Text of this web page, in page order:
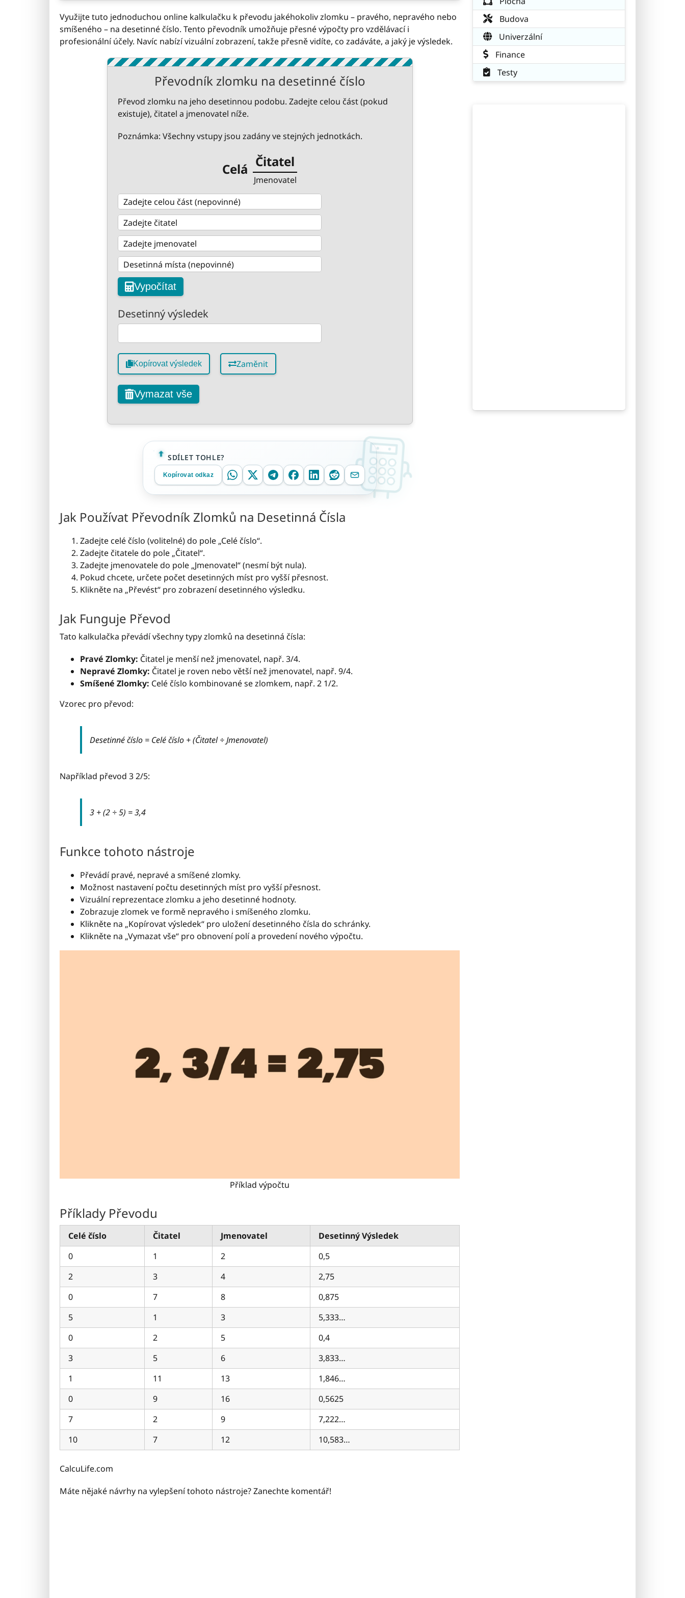
Využijte tuto jednoduchou online kalkulačku k převodu jakéhokoliv zlomku – pravého, nepravého nebo
smíšeného – na desetinné číslo. Tento převodník umožňuje přesné výpočty pro vzdělávací i
profesionální účely. Navíc nabízí vizuální zobrazení, takže přesně vidíte, co zadáváte, a jaký je výsledek.
Převodník zlomku na desetinné číslo
Převod zlomku na jeho desetinnou podobu. Zadejte celou část (pokud
existuje), čitatel a jmenovatel níže.
Poznámka: Všechny vstupy jsou zadány ve stejných jednotkách.
Celá Čitatel
Jmenovatel
Vypočítat
Desetinný výsledek
Kopírovat výsledek Zaměnit
Vymazat vše
SDÍLET TOHLE?
Kopírovat odkaz
Jak Používat Převodník Zlomků na Desetinná Čísla
Zadejte celé číslo (volitelné) do pole „Celé číslo“.
Zadejte čitatele do pole „Čitatel“.
Zadejte jmenovatele do pole „Jmenovatel“ (nesmí být nula).
Pokud chcete, určete počet desetinných míst pro vyšší přesnost.
Klikněte na „Převést“ pro zobrazení desetinného výsledku.
Jak Funguje Převod
Tato kalkulačka převádí všechny typy zlomků na desetinná čísla:
Pravé Zlomky: Čitatel je menší než jmenovatel, např. 3/4.
Nepravé Zlomky: Čitatel je roven nebo větší než jmenovatel, např. 9/4.
Smíšené Zlomky: Celé číslo kombinované se zlomkem, např. 2 1/2.
Vzorec pro převod:
Desetinné číslo = Celé číslo + (Čitatel ÷ Jmenovatel)
Například převod 3 2/5:
3 + (2 ÷ 5) = 3,4
Funkce tohoto nástroje
Převádí pravé, nepravé a smíšené zlomky.
Možnost nastavení počtu desetinných míst pro vyšší přesnost.
Vizuální reprezentace zlomku a jeho desetinné hodnoty.
Zobrazuje zlomek ve formě nepravého i smíšeného zlomku.
Klikněte na „Kopírovat výsledek“ pro uložení desetinného čísla do schránky.
Klikněte na „Vymazat vše“ pro obnovení polí a provedení nového výpočtu.
Příklad výpočtu
Příklady Převodu
Celé číslo Čitatel Jmenovatel
Desetinný Výsledek
0
1 2
0,5
2
3 4
2,75
0
7 8
0,875
5
1 3
5,333…
0
2 5
0,4
3
5 6
3,833…
1
11 13
1,846…
0
9 16
0,5625
7
2 9
7,222…
10
7 12 10,583…
CalcuLife.com
Máte nějaké návrhy na vylepšení tohoto nástroje? Zanechte komentář!
Budova
Univerzální
Finance
Testy